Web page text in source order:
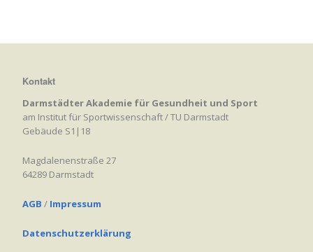
Kontakt
Darmstädter Akademie für Gesundheit und Sport
am Institut für Sportwissenschaft / TU Darmstadt
Gebäude S1|18
Magdalenenstraße 27
64289 Darmstadt
AGB / Impressum
Datenschutzerklärung